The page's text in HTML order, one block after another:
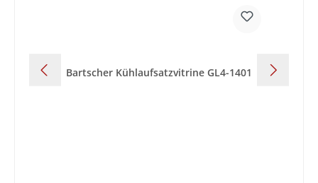
Bartscher Kühlaufsatzvitrine GL4-1401